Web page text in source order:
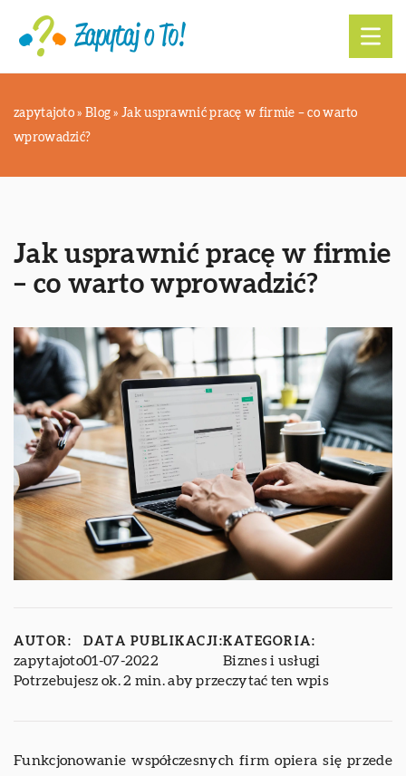
zapytajoto » Blog »Jak usprawnić pracę w firmie – co warto
wprowadzić?
Jak usprawnić pracę w firmie
– co warto wprowadzić?
AUTOR:
zapytajoto
DATA PUBLIKACJI:
01-07-2022
KATEGORIA:
Biznes i usługi
Potrzebujesz ok. 2 min. aby przeczytać ten wpis
Funkcjonowanie współczesnych firm opiera się przede